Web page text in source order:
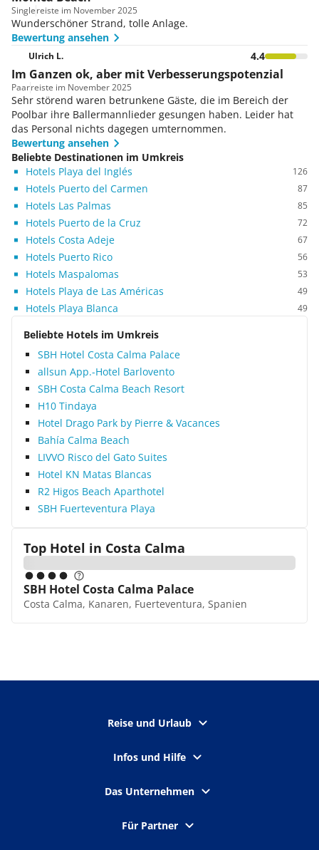
Singlereiste im November 2025
Wunderschöner Strand, tolle Anlage.
Bewertung ansehen
Ulrich L. 4.4
Im Ganzen ok, aber mit Verbesserungspotenzial
Paarreiste im November 2025
Sehr störend waren betrunkene Gäste, die im Bereich der
Poolbar ihre Ballermannlieder gesungen haben. Leider hat
das Personal nichts dagegen umternommen.
Bewertung ansehen
Beliebte Destinationen im Umkreis
Hotels Playa del Inglés
126
Hotels Puerto del Carmen 87
Hotels Las Palmas 85
Hotels Puerto de la Cruz 72
Hotels Costa Adeje 67
Hotels Puerto Rico 56
Hotels Maspalomas 53
Hotels Playa de Las Américas 49
Hotels Playa Blanca 49
Beliebte Hotels im Umkreis
SBH Hotel Costa Calma Palace
allsun App.-Hotel Barlovento
SBH Costa Calma Beach Resort
H10 Tindaya
Hotel Drago Park by Pierre & Vacances
Bahía Calma Beach
LIVVO Risco del Gato Suites
Hotel KN Matas Blancas
R2 Higos Beach Aparthotel
SBH Fuerteventura Playa
Top Hotel in Costa Calma
SBH Hotel Costa Calma Palace
Costa Calma, Kanaren, Fuerteventura, Spanien
Reise und Urlaub
Infos und Hilfe
Das Unternehmen
Für Partner